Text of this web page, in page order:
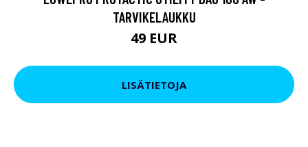
TARVIKELAUKKU
49 EUR
LISÄTIETOJA